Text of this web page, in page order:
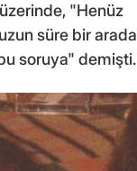
"Henüz
süre bir arada
soruya" demişti.